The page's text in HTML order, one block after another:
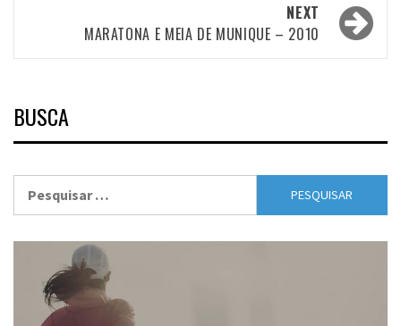
NEXT
MARATONA E MEIA DE MUNIQUE – 2010
BUSCA
por: